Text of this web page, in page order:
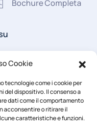
Cookie
tecnologie come i cookie per
del dispositivo. Il consenso a
dati come il comportamento
acconsentire o ritirare il
caratteristiche e funzioni.
Bochure Completa